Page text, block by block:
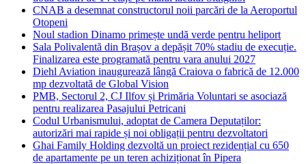
CNAB a desemnat constructorul noii parcări de la Aeroportul
Otopeni
Noul stadion Dinamo primește undă verde pentru heliport
Sala Polivalentă din Brașov a depășit 70% stadiu de execuție.
Finalizarea este programată pentru vara anului 2027
Diehl Aviation inaugurează lângă Craiova o fabrică de 12.000
mp dezvoltată de Global Vision
PMB, Sectorul 2, CJ Ilfov și Primăria Voluntari se asociază
pentru realizarea Pasajului Petricani
Codul Urbanismului, adoptat de Camera Deputaților:
autorizări mai rapide și noi obligații pentru dezvoltatori
Ghai Family Holding dezvoltă un proiect rezidențial cu 650
de apartamente pe un teren achiziționat în Pipera